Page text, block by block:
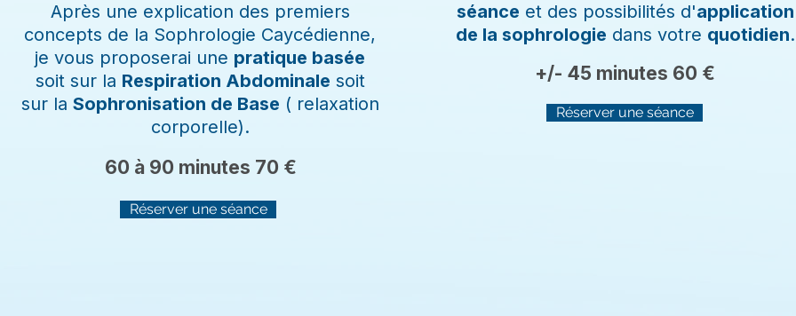
Après une explication des premiers
concepts de la Sophrologie Caycédienne,
je vous proposerai une pratique basée
soit sur la Respiration Abdominale soit
sur la Sophronisation de Base ( relaxation
corporelle).
60 à 90 minutes 70 €
Réserver une séance
séance et des possibilités d'application
de la sophrologie dans votre quotidien.
+/- 45 minutes 60 €
Réserver une séance